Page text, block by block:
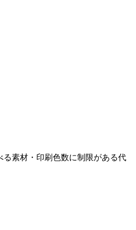
素材・印刷色数に制限がある代